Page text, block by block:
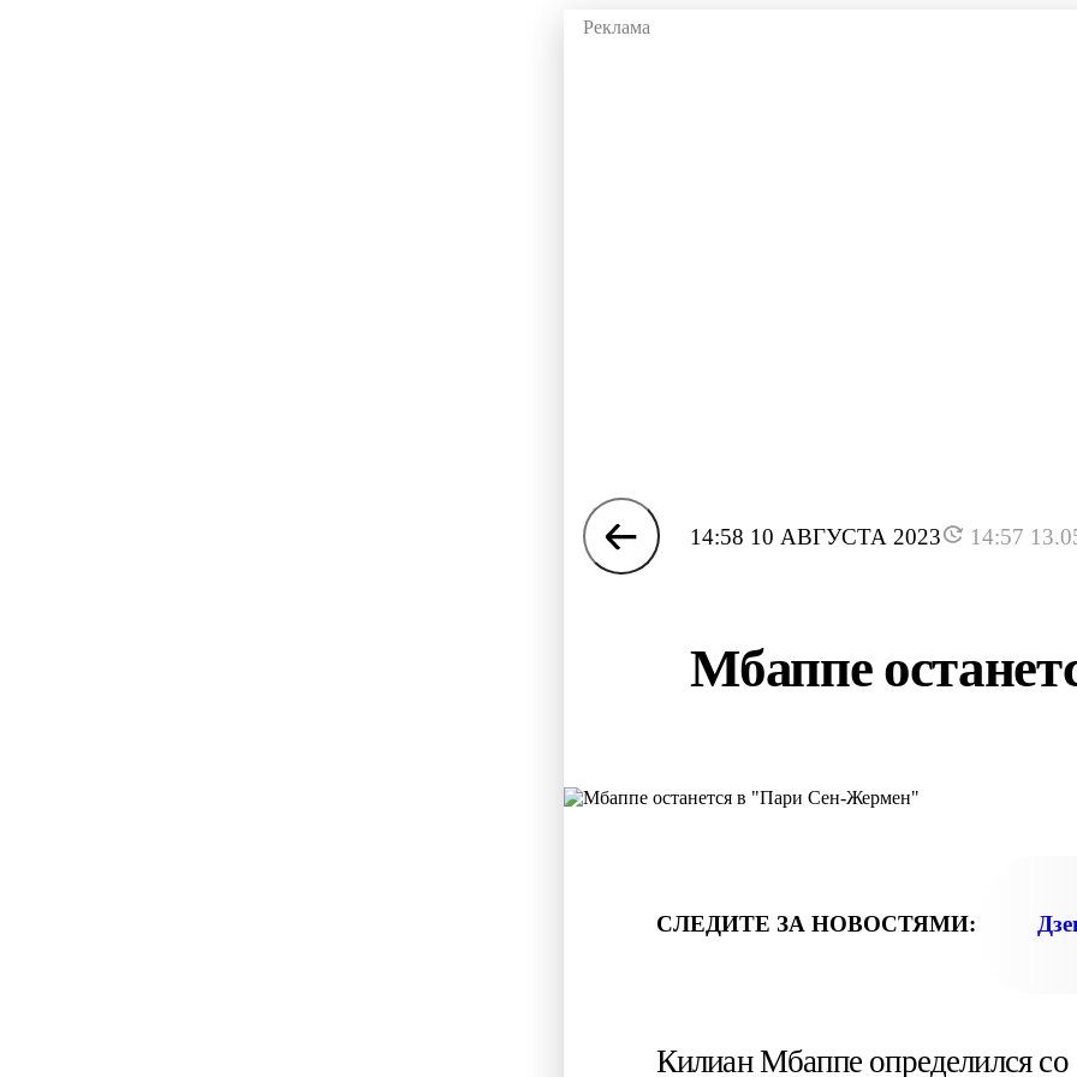
14:58 10 АВГУСТА 2023 14:57
Мбаппе
СЛЕДИТЕ ЗА НОВОСТЯМИ:
Килиан Мбаппе определился